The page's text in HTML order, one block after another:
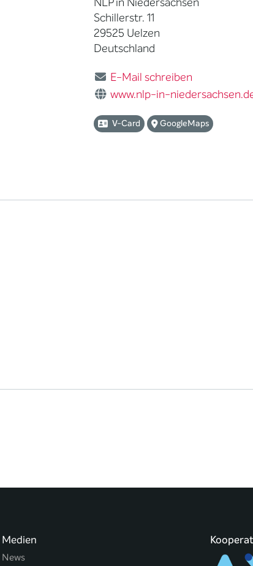
Schillerstr. 11
29525 Uelzen
Deutschland
E-Mail schreiben
www.nlp-in-
V-Card GoogleMaps
Medien
News